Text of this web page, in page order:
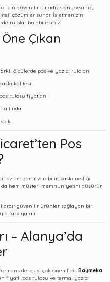
için güvenilir bir adres arıyorsanız,
çözümler sunar. İşletmenizin
rulolar bulabilirsiniz.
Çıkan
ölçülerde pos ve yazıcı ruloları
kalitesi
rulosu fiyatları
altında
Pos
zarar verebilir, baskı netliği
da hem müşteri memnuniyetini düşürür
güvenilir ürünler sağlayan bir
fark yaratır.
– Alanya’da
dengesi çok önemlidir. Baymeka
fiyatlı pos rulosu ve termal yazıcı